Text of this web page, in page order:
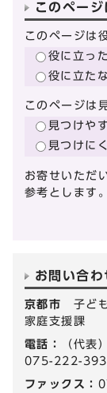
このペー
このページは
役に立った
役に立た
このページは
見つけや
見つけに
お寄せいただ
参考とします。
お問い合わ
京都市 子ど
家庭支援課
電話：
（代表
075-222-
ファックス：